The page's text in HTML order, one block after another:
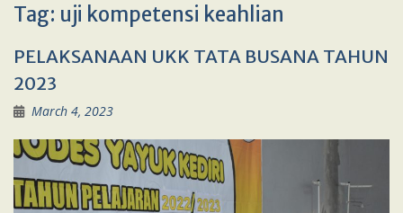
Tag: uji kompetensi keahlian
PELAKSANAAN UKK TATA BUSANA TAHUN
2023
March 4, 2023